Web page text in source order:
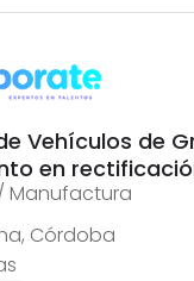
Vehículos de
en
Manufactura
Córdoba